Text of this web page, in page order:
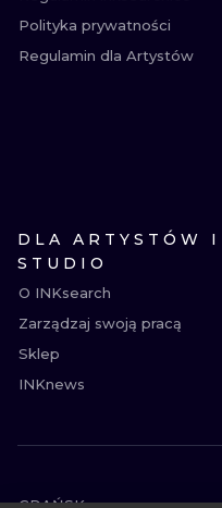
Polityka prywatności
Regulamin dla Artystów
DLA ARTYSTÓW I
STUDIO
O INKsearch
Zarządzaj swoją pracą
Sklep
INKnews